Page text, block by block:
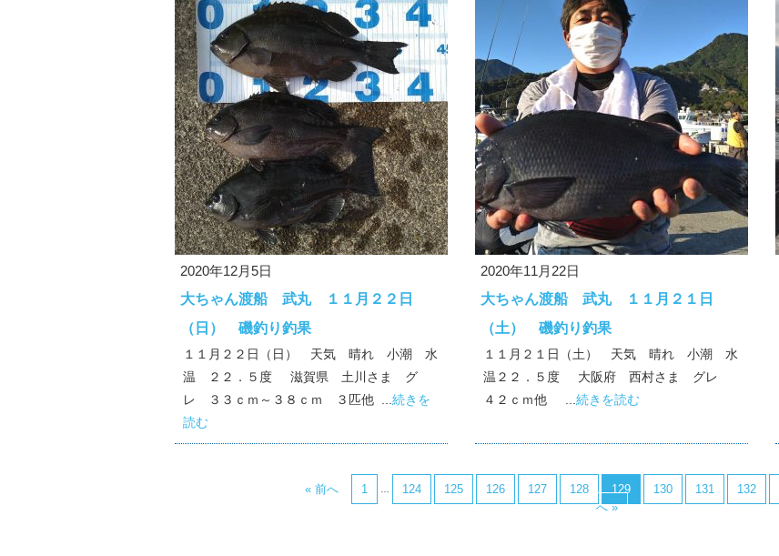
2020年12月5日
大ちゃん渡船 武丸 １１月２２日
（日） 磯釣り釣果
１１月２２日（日） 天気 晴れ 小潮 水
温 ２２．５度 滋賀県 土川さま グ
レ ３３ｃｍ～３８ｃｍ ３匹他 ... 続きを
読む
2020年11月22日
大ちゃん渡船 武丸 １１月２１日
（土） 磯釣り釣果
１１月２１日（土） 天気 晴れ 小潮 水
温２２．５度 大阪府 西村さま グレ
４２ｃｍ他 ... 続きを読む
« 前へ 1 124 125 126 127 128 129 130 131 132
へ »